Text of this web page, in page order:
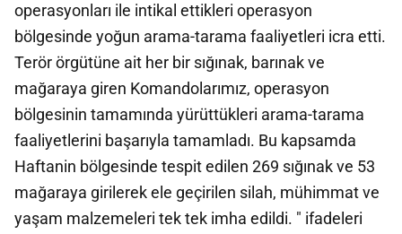
operasyonları ile intikal ettikleri operasyon
bölgesinde yoğun arama-tarama faaliyetleri icra etti.
Terör örgütüne ait her bir sığınak, barınak ve
mağaraya giren Komandolarımız, operasyon
bölgesinin tamamında yürüttükleri arama-tarama
faaliyetlerini başarıyla tamamladı. Bu kapsamda
Haftanin bölgesinde tespit edilen 269 sığınak ve 53
mağaraya girilerek ele geçirilen silah, mühimmat ve
yaşam malzemeleri tek tek imha edildi. " ifadeleri